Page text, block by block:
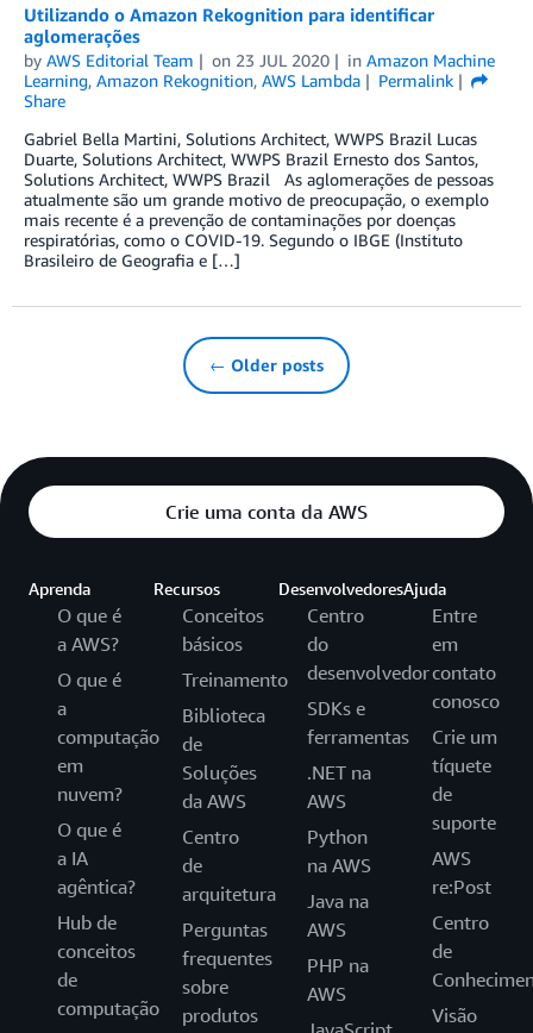
Utilizando o Amazon Rekognition para identificar
aglomerações
by AWS Editorial Team on 23 JUL 2020 in Amazon Machine
Learning, Amazon Rekognition, AWS Lambda
Permalink
Share
Gabriel Bella Martini, Solutions Architect, WWPS Brazil Lucas
Duarte, Solutions Architect, WWPS Brazil Ernesto dos Santos,
Solutions Architect, WWPS Brazil As aglomerações de pessoas
atualmente são um grande motivo de preocupação, o exemplo
mais recente é a prevenção de contaminações por doenças
respiratórias, como o COVID-19. Segundo o IBGE (Instituto
Brasileiro de Geografia e […]
← Older posts
Crie uma conta da AWS
Aprenda
O que é
a AWS?
O que é
a
computação
em
nuvem?
O que é
a IA
agêntica?
Hub de
conceitos
de
computação
Recursos
Conceitos
básicos
Treinamento
Biblioteca
de
Soluções
da AWS
Centro
de
arquitetura
Perguntas
frequentes
sobre
produtos
Desenvolvedores
Centro
do
desenvolvedor
SDKs e
ferramentas
.NET na
AWS
Python
na AWS
Java na
AWS
PHP na
AWS
Ajuda
Entre
em
contato
conosco
Crie um
tíquete
de
suporte
AWS
re:Post
Centro
de
Visão